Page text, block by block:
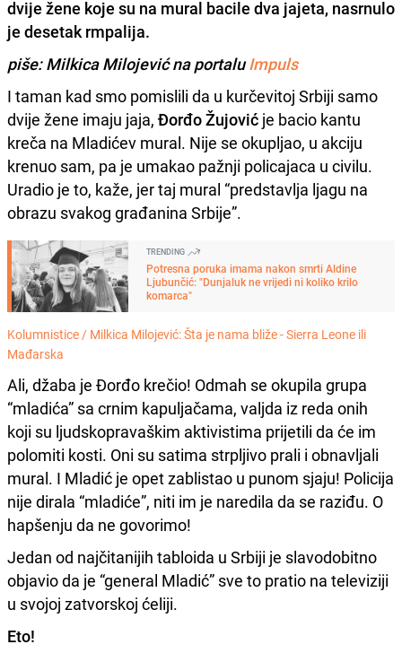
dvije žene koje su na mural bacile dva jajeta, nasrnulo
je desetak rmpalija.
piše: Milkica Milojevićna portaluImpuls
I taman kad smo pomislili da u kurčevitoj Srbiji samo
dvije žene imaju jaja, Đorđo Žujović je bacio kantu
kreča na Mladićev mural. Nije se okupljao, u akciju
krenuo sam, pa je umakao pažnji policajaca u civilu.
Uradio je to, kaže, jer taj mural “predstavlja ljagu na
obrazu svakog građanina Srbije”.
TRENDING
Potresna poruka imama nakon smrti Aldine
Ljubunčić: "Dunjaluk ne vrijedi ni koliko krilo
komarca"
Kolumnistice / Milkica Milojević: Šta je nama bliže - Sierra Leone ili
Mađarska
Ali, džaba je Đorđo krečio! Odmah se okupila grupa
“mladića” sa crnim kapuljačama, valjda iz reda onih
koji su ljudskopravaškim aktivistima prijetili da će im
polomiti kosti. Oni su satima strpljivo prali i obnavljali
mural. I Mladić je opet zablistao u punom sjaju! Policija
nije dirala “mladiće”, niti im je naredila da se raziđu. O
hapšenju da ne govorimo!
Jedan od najčitanijih tabloida u Srbiji je slavodobitno
objavio da je “general Mladić” sve to pratio na televiziji
u svojoj zatvorskoj ćeliji.
Eto!